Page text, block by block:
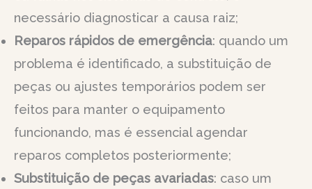
necessário diagnosticar a causa raiz;
Reparos rápidos de emergência: quando um
problema é identificado, a substituição de
peças ou ajustes temporários podem ser
feitos para manter o equipamento
funcionando, mas é essencial agendar
reparos completos posteriormente;
Substituição de peças avariadas: caso um